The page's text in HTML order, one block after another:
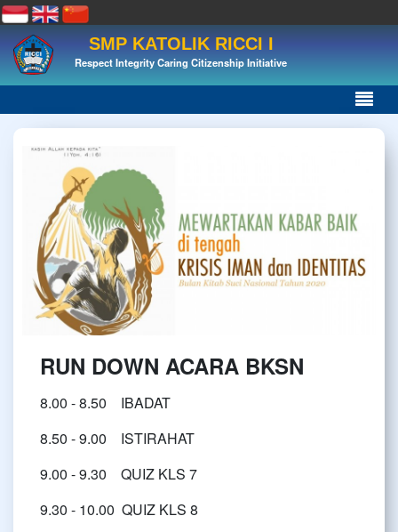
SMP KATOLIK RICCI I
Respect Integrity Caring Citizenship Initiative
RUN DOWN ACARA BKSN
8.00 - 8.50 IBADAT
8.50 - 9.00 ISTIRAHAT
9.00 - 9.30 QUIZ KLS 7
9.30 - 10.00 QUIZ KLS 8